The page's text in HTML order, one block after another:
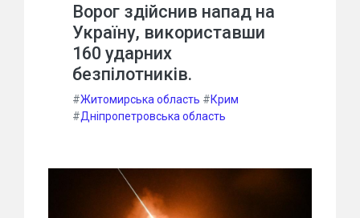
Ворог здійснив напад на
Україну, використавши
160 ударних
безпілотників.
#Житомирська область #Крим
#Дніпропетровська область